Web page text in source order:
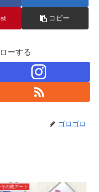
コピー
ーする
ゴロゴロ
の他アート